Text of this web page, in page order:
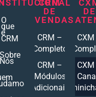
O
que
é
CRM
Sobre
Nós
CRM
DE
VENDAS
CRM –
Completo
CRM –
Módulos
Adicionais
DE